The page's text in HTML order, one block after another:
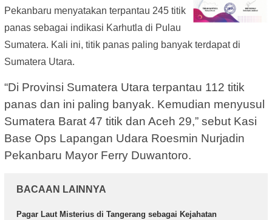
Pekanbaru menyatakan terpantau 245 titik
panas sebagai indikasi Karhutla di Pulau
Sumatera. Kali ini, titik panas paling banyak terdapat di
Sumatera Utara.
“Di Provinsi Sumatera Utara terpantau 112 titik
panas dan ini paling banyak. Kemudian menyusul
Sumatera Barat 47 titik dan Aceh 29,” sebut Kasi
Base Ops Lapangan Udara Roesmin Nurjadin
Pekanbaru Mayor Ferry Duwantoro.
BACAAN LAINNYA
Pagar Laut Misterius di Tangerang sebagai Kejahatan